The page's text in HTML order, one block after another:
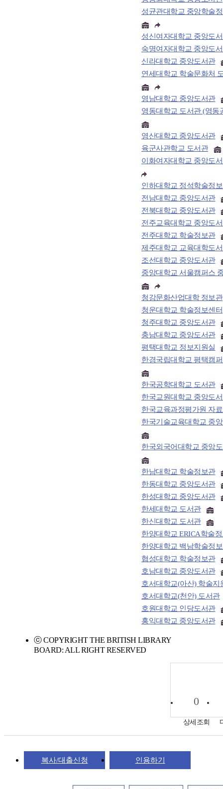
성균관대학교 중앙학술
성신여자대학교 중앙도
숙명여자대학교 중앙도
신라대학교 중앙도서관
연세대학교 학술문화처
영남대학교 중앙도서관
영동대학교 도서관 (영동
영산대학교 중앙도서관
육군사관학교 도서관
이화여자대학교 중앙도
인하대학교 정석학술정
전남대학교 중앙도서관
전북대학교 중앙도서관
전주교육대학교 중앙도
전주대학교 학술정보관
제주대학교 교육대학도
조선대학교 중앙도서관
중앙대학교 서울캠퍼스
청강문화산업대학 정보관
청운대학교 학술정보센터
청주대학교 중앙도서관
충남대학교 중앙도서관
평택대학교 정보지원실
한경국립대학교 평택캠
한국공학대학교 도서관
한국교원대학교 중앙도
한국교육과정평가원 자
한국기술교육대학교 중
한국외국어대학교 중앙
한남대학교 학술정보관
한동대학교 중앙도서관
한성대학교 중앙도서관
한세대학교 도서관
한신대학교 도서관
한양대학교 ERICA학술
한양대학교 백남학술정
협성대학교 학술정보관
호남대학교 중앙도서관
호서대학교(아산) 학술지
호서대학교(천안) 도서관
호원대학교 인당도서관
홍익대학교 중앙도서관
ⓒ COPYRIGHT THE BRITISH LIBRARY
BOARD: ALL RIGHT RESERVED
0
상세조회
복사/대출신청 인용하기